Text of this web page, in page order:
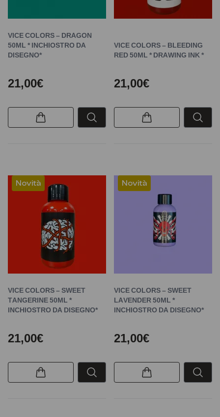
VICE COLORS – DRAGON
50ML * INCHIOSTRO DA
DISEGNO*
21,00€
VICE COLORS – BLEEDING
RED 50ML * DRAWING INK *
21,00€
Novità
VICE COLORS – SWEET
TANGERINE 50ML *
INCHIOSTRO DA DISEGNO*
21,00€
Novità
VICE COLORS – SWEET
LAVENDER 50ML *
INCHIOSTRO DA DISEGNO*
21,00€